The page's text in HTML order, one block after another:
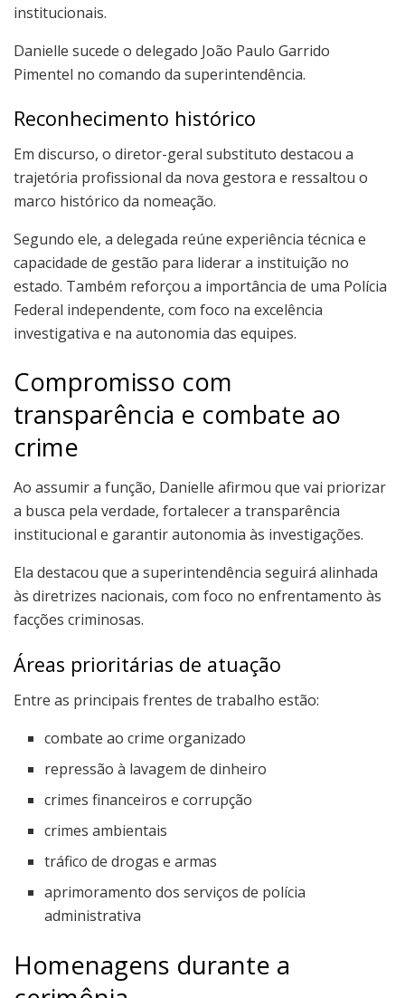
institucionais.
Danielle sucede o delegado João Paulo Garrido
Pimentel no comando da superintendência.
Reconhecimento histórico
Em discurso, o diretor-geral substituto destacou a
trajetória profissional da nova gestora e ressaltou o
marco histórico da nomeação.
Segundo ele, a delegada reúne experiência técnica e
capacidade de gestão para liderar a instituição no
estado. Também reforçou a importância de uma Polícia
Federal independente, com foco na excelência
investigativa e na autonomia das equipes.
Compromisso com
transparência e combate ao
crime
Ao assumir a função, Danielle afirmou que vai priorizar
a busca pela verdade, fortalecer a transparência
institucional e garantir autonomia às investigações.
Ela destacou que a superintendência seguirá alinhada
às diretrizes nacionais, com foco no enfrentamento às
facções criminosas.
Áreas prioritárias de atuação
Entre as principais frentes de trabalho estão:
combate ao crime organizado
repressão à lavagem de dinheiro
crimes financeiros e corrupção
crimes ambientais
tráfico de drogas e armas
aprimoramento dos serviços de polícia
administrativa
Homenagens durante a